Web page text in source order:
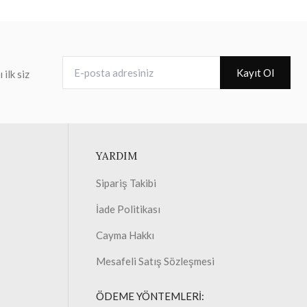
ilk siz
Kayıt Ol
YARDIM
Sipariş Takibi
İade Politikası
Cayma Hakkı
Mesafeli Satış Sözleşmesi
ÖDEME YÖNTEMLERİ: